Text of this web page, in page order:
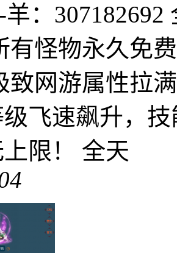
羊：
有怪物永久免
致网游属性拉
飞速飙升，
限！ 全天